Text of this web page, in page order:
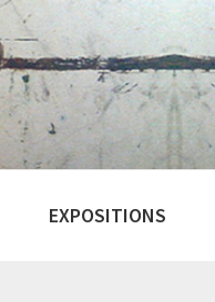
EXPOSITIONS